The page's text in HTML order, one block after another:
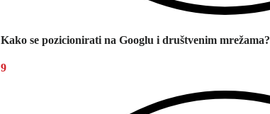
Kako se pozicionirati na Googlu i društvenim mrežama?
9